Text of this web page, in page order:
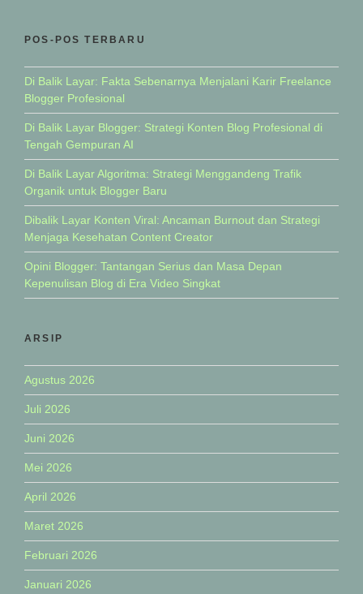
POS-POS TERBARU
Di Balik Layar: Fakta Sebenarnya Menjalani Karir Freelance
Blogger Profesional
Di Balik Layar Blogger: Strategi Konten Blog Profesional di
Tengah Gempuran AI
Di Balik Layar Algoritma: Strategi Menggandeng Trafik
Organik untuk Blogger Baru
Dibalik Layar Konten Viral: Ancaman Burnout dan Strategi
Menjaga Kesehatan Content Creator
Opini Blogger: Tantangan Serius dan Masa Depan
Kepenulisan Blog di Era Video Singkat
ARSIP
Agustus 2026
Juli 2026
Juni 2026
Mei 2026
April 2026
Maret 2026
Februari 2026
Januari 2026